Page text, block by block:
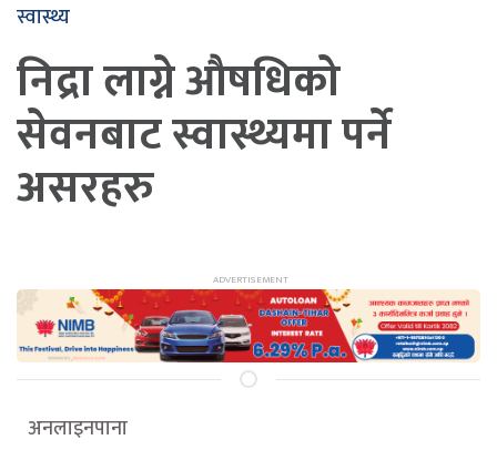
स्वास्थ्य
निद्रा लाग्ने औषधिको
सेवनबाट स्वास्थ्यमा पर्ने
असरहरु
अनलाइनपाना